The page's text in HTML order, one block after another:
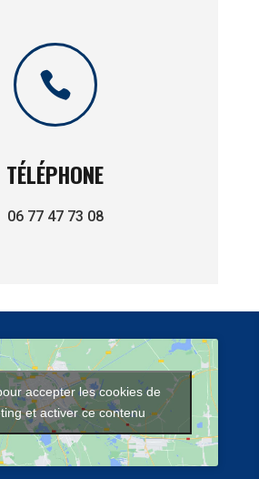

TÉLÉPHONE
06 77 47 73 08
accepter les cookies de
et activer ce contenu